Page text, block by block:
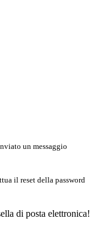
un messaggio
il reset della password
di posta elettronica!